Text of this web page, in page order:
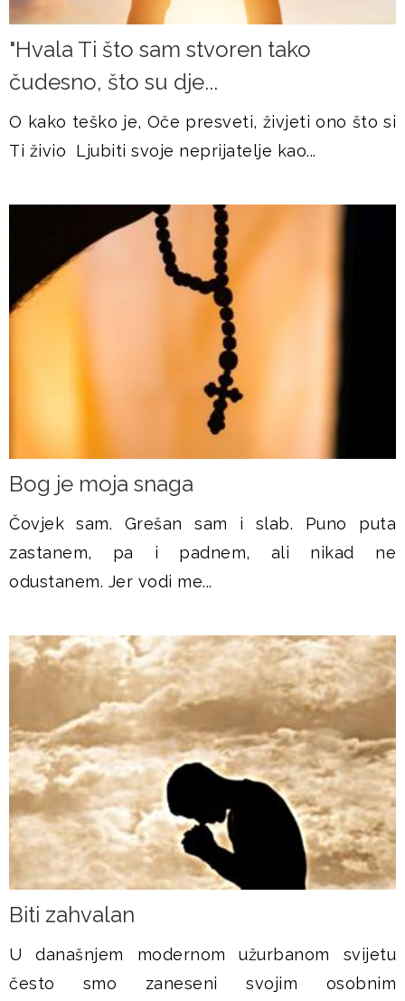
"Hvala Ti što sam stvoren tako
čudesno, što su dje...
O kako teško je, Oče presveti, živjeti ono što si
Ti živio Ljubiti svoje neprijatelje kao...
​Bog je moja snaga
Čovjek sam. Grešan sam i slab. Puno puta
zastanem, pa i padnem, ali nikad ne
odustanem. Jer vodi me...
Biti zahvalan
U današnjem modernom užurbanom svijetu
često smo zaneseni svojim osobnim